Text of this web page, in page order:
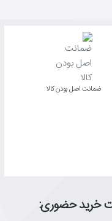
ﺿﻤﺎﻧﺖ اﺻﻞ ﺑﻮدن ﮐﺎﻟﺎ
خرید حضوری: